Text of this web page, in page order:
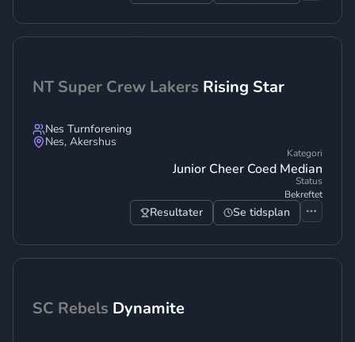
NT Super Crew Lakers Rising Star
Nes Turnforening
Nes, Akershus
Kategori
Junior Cheer Coed Median
Status
Bekreftet
Resultater Se tidsplan
SC Rebels Dynamite